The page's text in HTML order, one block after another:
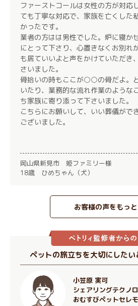
ファーストコールは女性の方が対応
ても丁寧な対応で、家族を亡くした
かったです。
業者の方はは男性でした。炉に寝か
にとって下さり、心置きなくお別れ
も居ていいよと声をかけていただき
さいました。
骨拾いの時もここが○○の骨だよ。
いたり、業務的な流れ作業のような
ち家族に寄り添って下さいました。
こちらにお願いして、いい葬儀がで
ございました。
岡山県新見市 姫ファミリー様
18歳 ひめちゃん（犬）
お客様の声をもっ
ペットの旅立ちを大切にした
小笠原 実可
シェアリングテクノ
おむすびペットセレ